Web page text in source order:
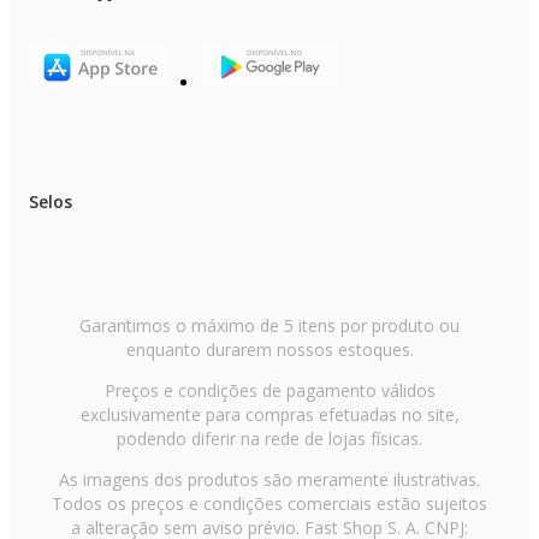
Largura: 94,6 cm
Selos
Garantimos o máximo de 5 itens por produto ou
enquanto durarem nossos estoques.
Preços e condições de pagamento válidos
exclusivamente para compras efetuadas no site,
podendo diferir na rede de lojas físicas.
As imagens dos produtos são meramente ilustrativas.
Todos os preços e condições comerciais estão sujeitos
a alteração sem aviso prévio. Fast Shop S. A. CNPJ: